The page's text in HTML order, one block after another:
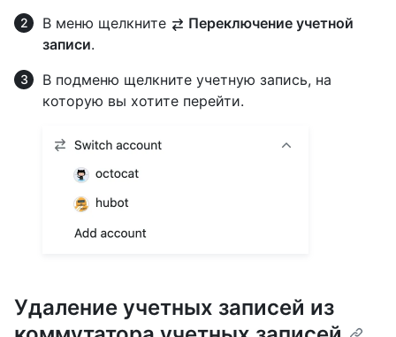
В меню щелкните
Переключение учетной
записи.
В подменю щелкните учетную запись, на
которую вы хотите перейти.
Удаление учетных записей из